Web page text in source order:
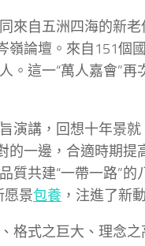
來自五洲四海的新
嶺論壇。來自151個
。這一“萬人嘉會”再
演講，回想十年景
的一邊，合適時期提
質共建“一帶一路”的
愿景包養 ，注進了新
格式之巨大、理念